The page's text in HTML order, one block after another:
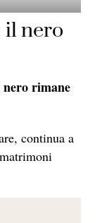
il nero
rimane
continua a